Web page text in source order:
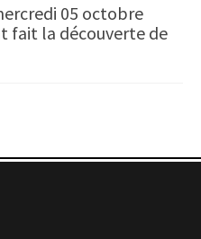
05 octobre
fait la découverte de